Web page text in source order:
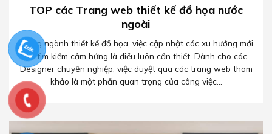
TOP các Trang web thiết kế đồ họa nước
ngoài
Trong ngành thiết kế đồ họa, việc cập nhật các xu hướng mới
và tìm kiếm cảm hứng là điều luôn cần thiết. Dành cho các
Designer chuyên nghiệp, việc duyệt qua các trang web tham
khảo là một phần quan trọng của công việc...